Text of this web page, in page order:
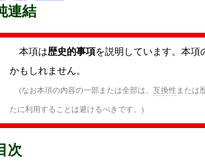
連結
本項は歴史的事項を説明しています。本項
かもしれません。
(なお本項の内容の一部または全部は、 互換性 または
たに利用することは避けるべきです。)
次